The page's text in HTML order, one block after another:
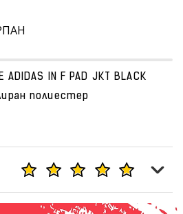
IN F PAD JKT BLACK
полиестер